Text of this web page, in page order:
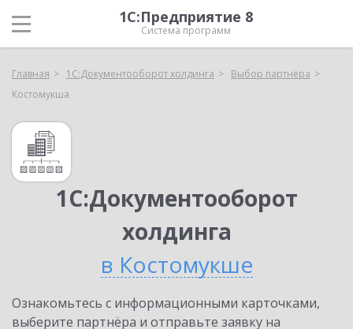
1С:Предприятие 8
Система программ
Главная 1С:Документооборот холдинга
Выбор партнёра
Костомукша
1С:Документооборот
холдинга
в Костомукше
Ознакомьтесь с информационными карточками,
выберите партнёра и отправьте заявку на